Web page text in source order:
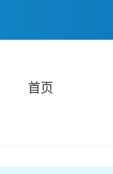
首页